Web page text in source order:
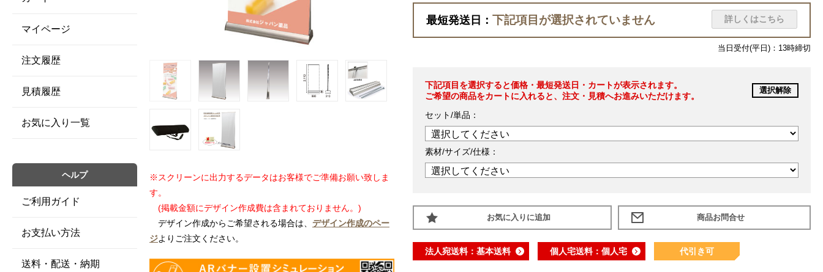
※スクリーンに出力するデータはお客様でご準備お願い致しま
す。
(掲載金額にデザイン作成費は含まれておりません。)
デザイン作成からご希望される場合は、 デザイン作成のペー
ジよりご注文ください。
最短発送日： 下記項目が選択されていません 詳しくはこちら
当日受付(平日)：13時締切
下記項目を選択すると価格・最短発送日・カートが表示されます。
ご希望の商品をカートに入れると、注文・見積へお進みいただけます。
選択解除
セット/単品：
素材/サイズ/仕様：
お気に入りに追加
法人宛送料：基本送料 個人宅送料：個人宅 代引き可
マイページ
注文履歴
見積履歴
お気に入り一覧
ヘルプ
ご利用ガイド
お支払い方法
送料・配送・納期